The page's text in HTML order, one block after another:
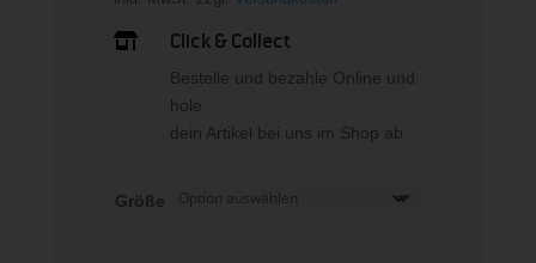
 Click & Collect
Bestelle und bezahle Online und
hole
dein Artikel bei uns im Shop ab.
Größe